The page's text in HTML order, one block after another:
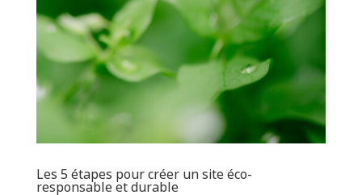
Les 5 étapes pour créer un site éco-
responsable et durable